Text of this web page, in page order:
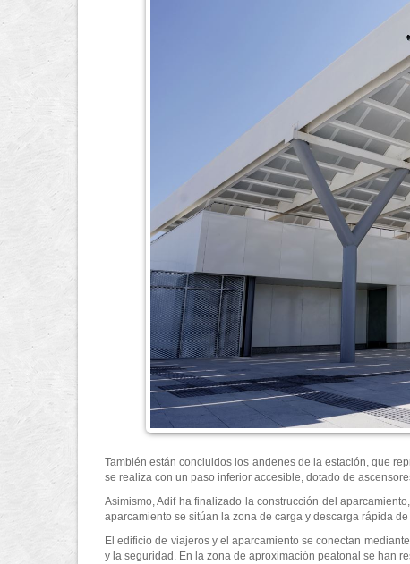
También están concluidos los andenes de la estación, que
se realiza con un paso inferior accesible, dotado de
Asimismo, Adif ha finalizado la construcción del
aparcamiento se sitúan la zona de carga y descarga rápida
El edificio de viajeros y el aparcamiento se conectan
y la seguridad. En la zona de aproximación peatonal se han